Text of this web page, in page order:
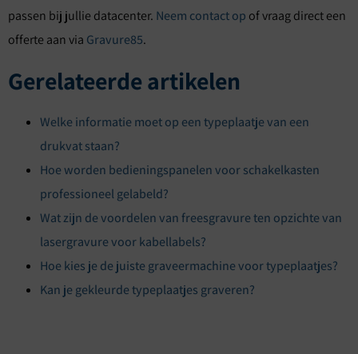
passen bij jullie datacenter. Neem contact op of vraag direct een
offerte aan via Gravure85.
Gerelateerde artikelen
Welke informatie moet op een typeplaatje van een
drukvat staan?
Hoe worden bedieningspanelen voor schakelkasten
professioneel gelabeld?
Wat zijn de voordelen van freesgravure ten opzichte van
lasergravure voor kabellabels?
Hoe kies je de juiste graveermachine voor typeplaatjes?
Kan je gekleurde typeplaatjes graveren?